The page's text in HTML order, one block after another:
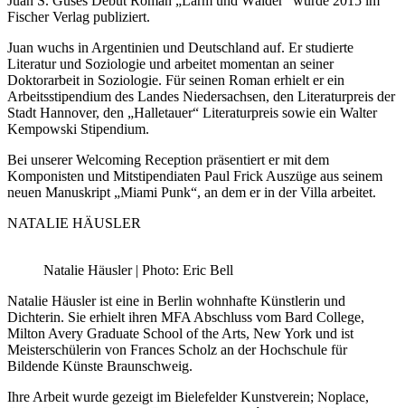
Fischer Verlag publiziert.
Juan wuchs in Argentinien und Deutschland auf. Er studierte
Literatur und Soziologie und arbeitet momentan an seiner
Doktorarbeit in Soziologie. Für seinen Roman erhielt er ein
Arbeitsstipendium des Landes Niedersachsen, den Literaturpreis der
Stadt Hannover, den „Halletauer“ Literaturpreis sowie ein Walter
Kempowski Stipendium.
Bei unserer Welcoming Reception präsentiert er mit dem
Komponisten und Mitstipendiaten Paul Frick Auszüge aus seinem
neuen Manuskript „Miami Punk“, an dem er in der Villa arbeitet.
NATALIE HÄUSLER
Natalie Häusler | Photo: Eric Bell
Natalie Häusler ist eine in Berlin wohnhafte Künstlerin und
Dichterin. Sie erhielt ihren MFA Abschluss vom Bard College,
Milton Avery Graduate School of the Arts, New York und ist
Meisterschülerin von Frances Scholz an der Hochschule für
Bildende Künste Braunschweig.
Ihre Arbeit wurde gezeigt im Bielefelder Kunstverein; Noplace,